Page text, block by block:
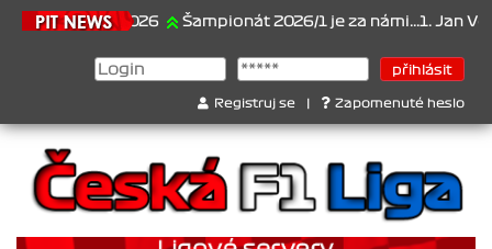
21.6.2026 Šampionát 2026/1 je za námi...1. Jan
Registruj se Zapomenuté heslo